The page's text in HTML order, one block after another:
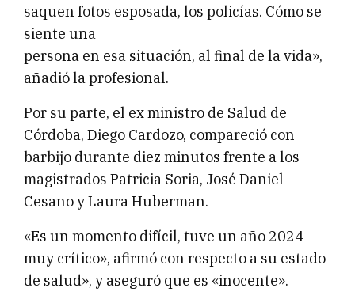
saquen fotos esposada, los policías. Cómo se
siente una
persona en esa situación, al final de la vida»,
añadió la profesional.
Por su parte, el ex ministro de Salud de
Córdoba, Diego Cardozo, compareció con
barbijo durante diez minutos frente a los
magistrados Patricia Soria, José Daniel
Cesano y Laura Huberman.
«Es un momento difícil, tuve un año 2024
muy crítico», afirmó con respecto a su estado
de salud», y aseguró que es «inocente».